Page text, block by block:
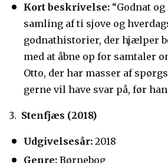
Kort beskrivelse: “Godnat
samling af ti sjove og
godnathistorier, der hjælper
med at åbne op for samtaler
Otto, der har masser af
gerne vil have svar på, før
Stenfjæs (2018)
Udgivelsesår: 2018
Genre: Børnebog